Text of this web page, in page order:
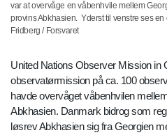
var at overvåge en våbenhvile mellem
provins Abkhasien. Yderst til venstre ses en
Fridberg / Forsvaret
United Nations Observer Mission in
observatørmission på ca. 100
havde overvåget våbenhvilen
Abkhasien. Danmark bidrog som
løsrev Abkhasien sig fra Georgien